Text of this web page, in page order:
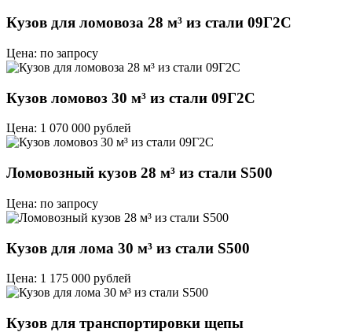
Кузов для ломовоза 28 м³ из стали 09Г2С
Цена: по запросу
Кузов ломовоз 30 м³ из стали 09Г2С
Цена: 1 070 000 рублей
Ломовозный кузов 28 м³ из стали S500
Цена: по запросу
Кузов для лома 30 м³ из стали S500
Цена: 1 175 000 рублей
Кузов для транспортировки щепы